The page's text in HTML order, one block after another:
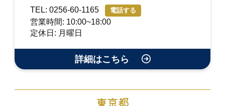
TEL: 0256-60-1165 電話する
営業時間: 10:00~18:00
定休日: 月曜日
詳細はこちら
東京都